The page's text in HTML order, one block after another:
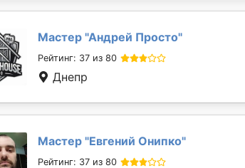
Мастер "Андрей Просто"
Рейтинг: 37 из 80
Днепр
Мастер "Евгений Онипко"
Рейтинг: 37 из 80